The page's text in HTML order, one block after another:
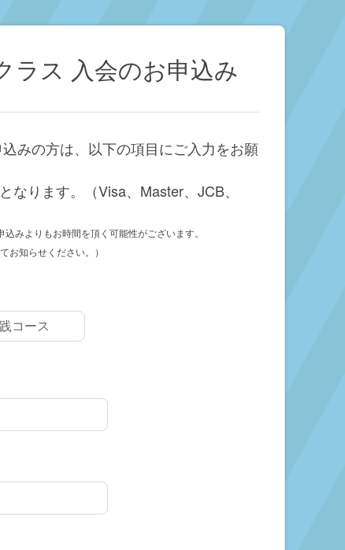
ラス 入会のお申込み
みの方は、以下の項目にご入力をお願
なります。（Visa、Master、JCB、
みよりもお時間を頂く可能性がございます。
お知らせください。）
コース